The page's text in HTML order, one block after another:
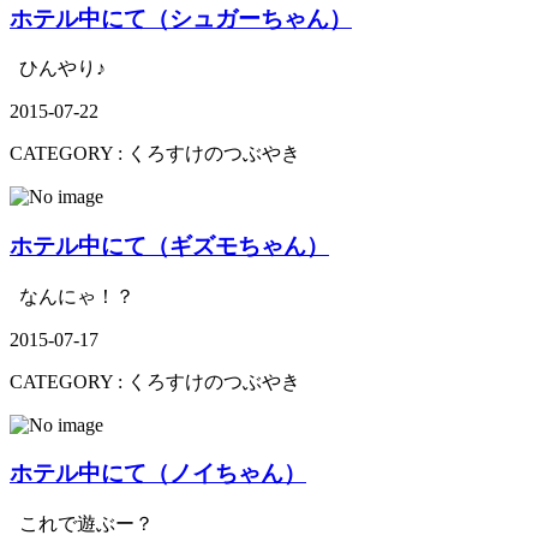
ホテル中にて（シュガーちゃん）
ひんやり♪
2015-07-22
CATEGORY : くろすけのつぶやき
ホテル中にて（ギズモちゃん）
なんにゃ！？
2015-07-17
CATEGORY : くろすけのつぶやき
ホテル中にて（ノイちゃん）
これで遊ぶー？